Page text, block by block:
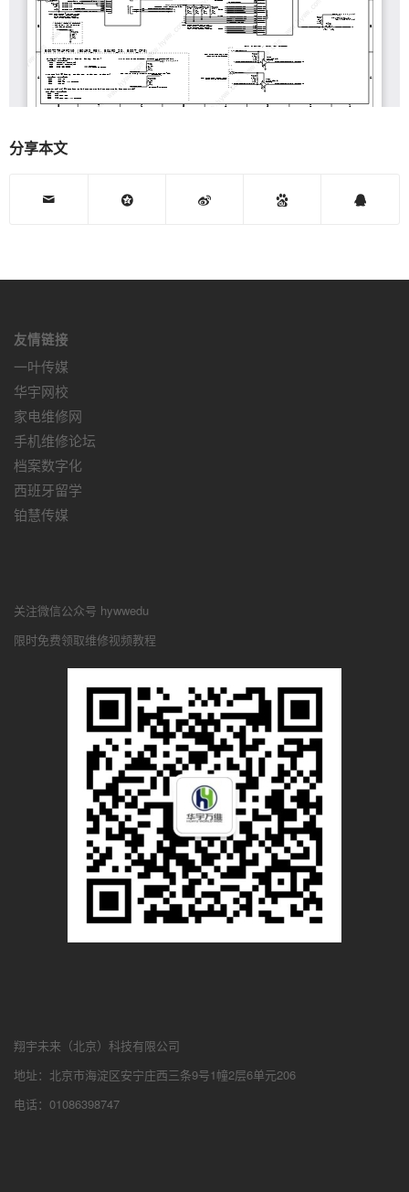
分享本文
友情链接
一叶传媒
华宇网校
家电维修网
手机维修论坛
档案数字化
西班牙留学
铂慧传媒
关注微信公众号 hywwedu
限时免费领取维修视频教程
翔宇未来（北京）科技有限公司
地址：北京市海淀区安宁庄西三条9号1幢2层6单元206
电话：01086398747